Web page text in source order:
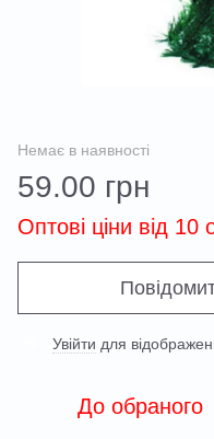
Немає в наявності
59.00 грн
Оптові ціни від 10
Увійти для
До обраного